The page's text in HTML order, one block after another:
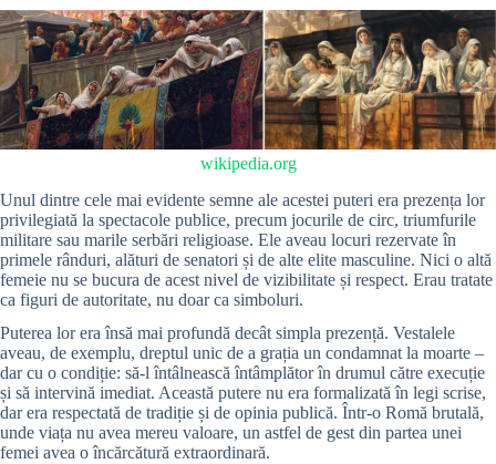
wikipedia.org
Unul dintre cele mai evidente semne ale acestei puteri era prezența lor
privilegiată la spectacole publice, precum jocurile de circ, triumfurile
militare sau marile serbări religioase. Ele aveau locuri rezervate în
primele rânduri, alături de senatori și de alte elite masculine. Nici o altă
femeie nu se bucura de acest nivel de vizibilitate și respect. Erau tratate
ca figuri de autoritate, nu doar ca simboluri.
Puterea lor era însă mai profundă decât simpla prezență. Vestalele
aveau, de exemplu, dreptul unic de a grația un condamnat la moarte –
dar cu o condiție: să-l întâlnească întâmplător în drumul către execuție
și să intervină imediat. Această putere nu era formalizată în legi scrise,
dar era respectată de tradiție și de opinia publică. Într-o Romă brutală,
unde viața nu avea mereu valoare, un astfel de gest din partea unei
femei avea o încărcătură extraordinară.